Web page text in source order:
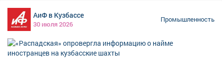
прошлой неделе. Инспекторы сохранили жизнь и
здоровье порядка 20 человек, которые могли
пострадать при потенциальных авариях. На ПАО
"Распадская" приостановлены работы на трёх
участках из-за загазирования горных выработок – на
АиФ в Кузбассе
30 июля 2026
Промышленность